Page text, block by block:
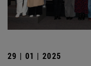
29 | 01 | 2025